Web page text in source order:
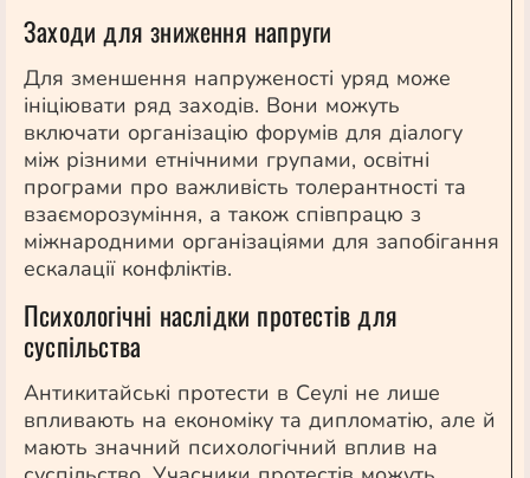
Заходи для зниження напруги
Для зменшення напруженості уряд може
ініціювати ряд заходів. Вони можуть
включати організацію форумів для діалогу
між різними етнічними групами, освітні
програми про важливість толерантності та
взаєморозуміння, а також співпрацю з
міжнародними організаціями для запобігання
ескалації конфліктів.
Психологічні наслідки протестів для
суспільства
Антикитайські протести в Сеулі не лише
впливають на економіку та дипломатію, але й
мають значний психологічний вплив на